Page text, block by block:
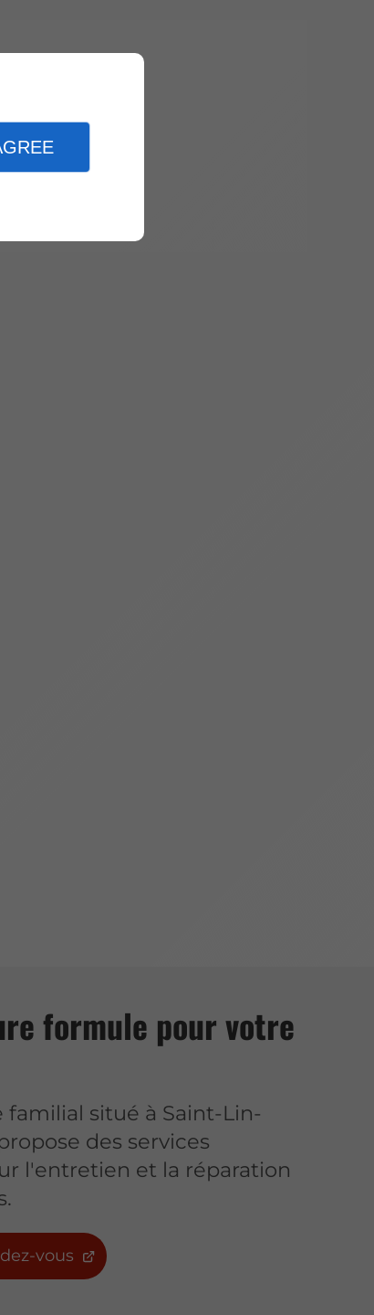
formule pour votre
familial situé à Saint-Lin-
des services
l'entretien et la réparation
vous